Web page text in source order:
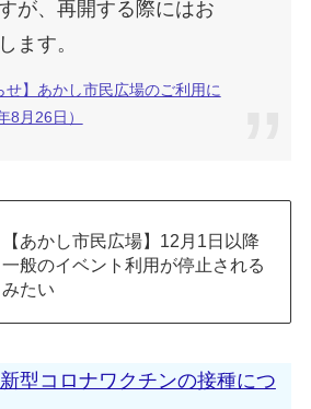
が、再開する際にはお
ます。
せ】あかし市民広場のご利用に
8月26日）
【あかし市民広場】12月1日以降
一般のイベント利用が停止される
みたい
型コロナワクチンの接種につ